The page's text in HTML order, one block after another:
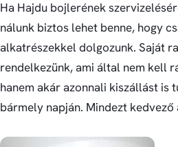
Ha Hajdu bojlerének
nálunk biztos lehet benne, hogy
alkatrészekkel dolgozunk. Saját
rendelkezünk, ami által nem kell
hanem akár azonnali kiszállást is
bármely napján. Mindezt